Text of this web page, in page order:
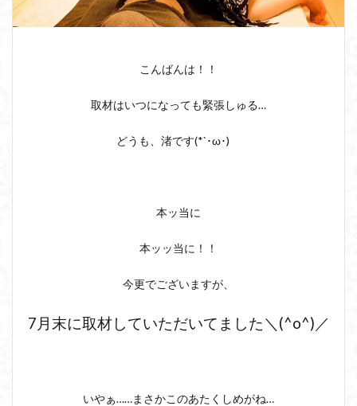
こんばんは！！
取材はいつになっても緊張しゅる…
どうも、渚です(*`･ω･)ゞ
本ッ当に
本ッッ当に！！
今更でございますが、
7月末に取材していただいてました＼(^o^)／
いやぁ……まさかこのあたくしめがね…